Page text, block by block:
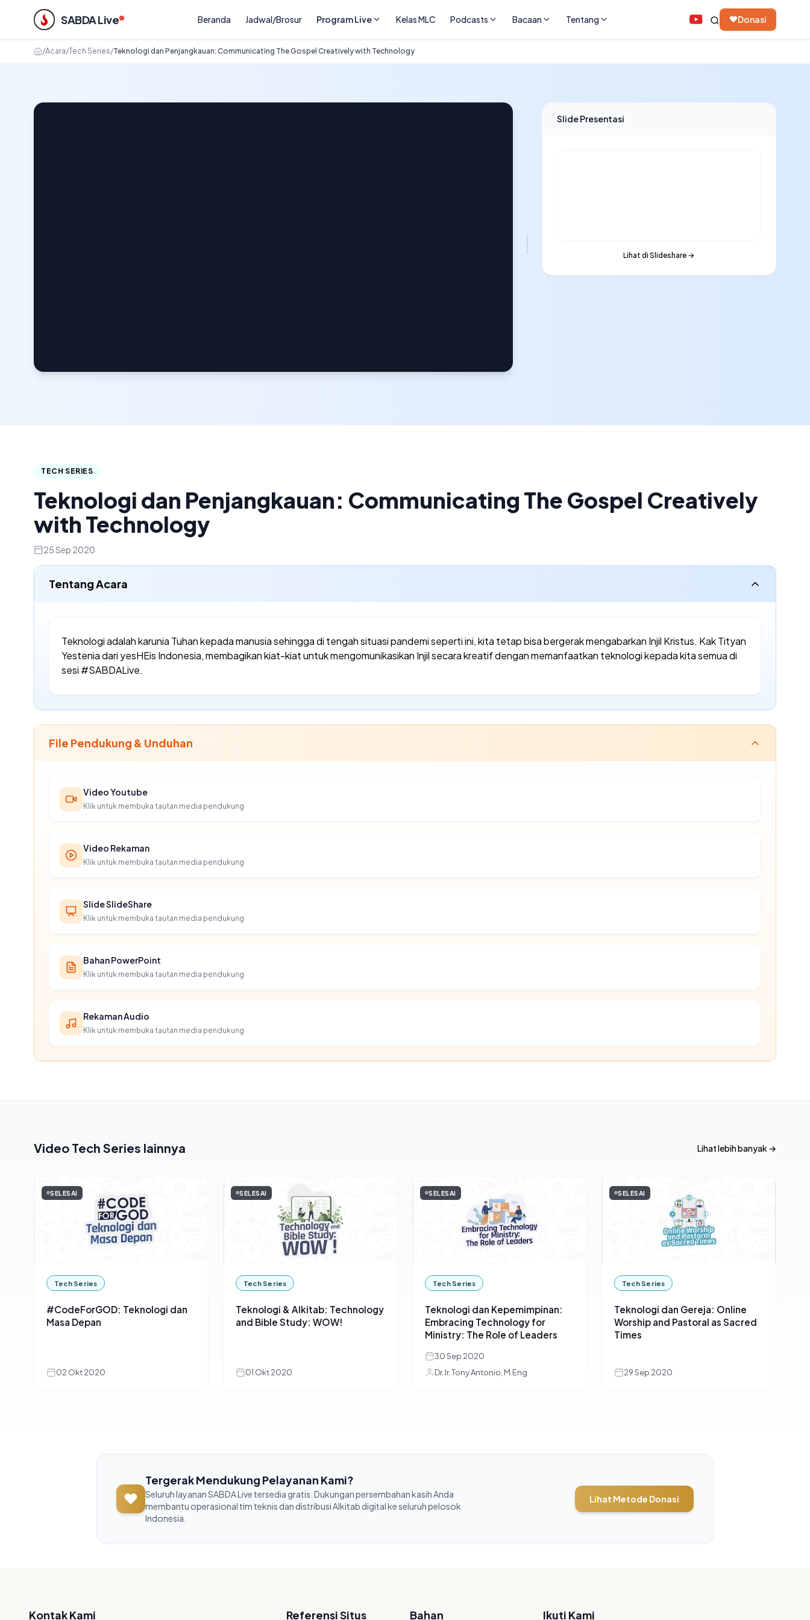
SABDA Live Beranda Jadwal/Brosur Program Live Kelas MLC Podcasts Bacaan Tentang Donasi
/Acara/Tech Series/Teknologi dan Penjangkauan: Communicating The Gospel Creatively with Technology
Slide Presentasi
Lihat di Slideshare →
TECH SERIES
Teknologi dan Penjangkauan: Communicating The Gospel Creatively
with Technology
25 Sep 2020
Tentang Acara
Teknologi adalah karunia Tuhan kepada manusia sehingga di tengah situasi pandemi seperti ini, kita tetap bisa bergerak mengabarkan Injil Kristus. Kak Tityan
Yestenia dari yesHEis Indonesia, membagikan kiat-kiat untuk mengomunikasikan Injil secara kreatif dengan memanfaatkan teknologi kepada kita semua di
sesi #SABDALive.
File Pendukung & Unduhan
Video Youtube
Klik untuk membuka tautan media pendukung
Video Rekaman
Klik untuk membuka tautan media pendukung
Slide SlideShare
Klik untuk membuka tautan media pendukung
Bahan PowerPoint
Klik untuk membuka tautan media pendukung
Rekaman Audio
Klik untuk membuka tautan media pendukung
Video Tech Series lainnya Lihat lebih banyak →
SELESAI
Tech Series
#CodeForGOD: Teknologi dan
Masa Depan
02 Okt 2020
SELESAI
Tech Series
Teknologi & Alkitab: Technology
and Bible Study: WOW!
01 Okt 2020
SELESAI
Tech Series
Teknologi dan Kepemimpinan:
Embracing Technology for
Ministry: The Role of Leaders
30 Sep 2020
Dr. Ir. Tony Antonio, M.Eng
SELESAI
Tech Series
Teknologi dan Gereja: Online
Worship and Pastoral as Sacred
Times
29 Sep 2020
Tergerak Mendukung Pelayanan Kami?
Seluruh layanan SABDA Live tersedia gratis. Dukungan persembahan kasih Anda
membantu operasional tim teknis dan distribusi Alkitab digital ke seluruh pelosok
Indonesia.
Lihat Metode Donasi
Kontak Kami Referensi Situs Bahan Ikuti Kami